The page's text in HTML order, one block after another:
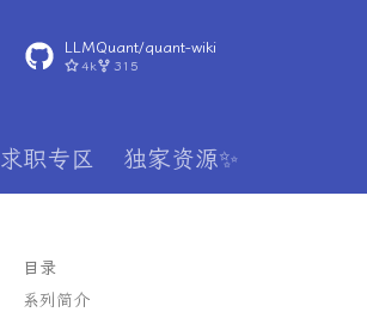
LLMQuant/quant-wiki
4k 315
求职专区 独家资源✨
目录
系列简介